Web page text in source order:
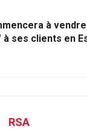
à
ses clients en
RSA